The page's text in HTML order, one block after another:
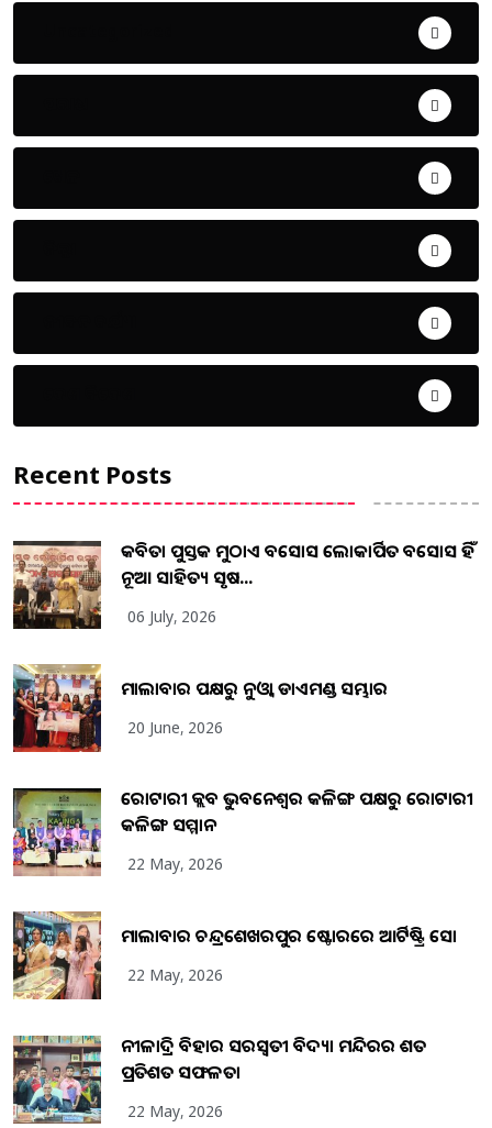
Recent Posts
କବିତା ପୁସ୍ତକ ମୁଠାଏ ଅବସୋସ ଲୋକାର୍ପିତ ଅବସୋସ ହିଁ
ନୂଆ ସାହିତ୍ୟ ସୃଷ...
06 July, 2026
ମାଲାବାର ପକ୍ଷରୁ ନୁଓ୍ବା ଡାଏମଣ୍ଡ ସମ୍ଭାର
20 June, 2026
ରୋଟାରୀ କ୍ଲବ ଭୁବନେଶ୍ୱର କଳିଙ୍ଗ ପକ୍ଷରୁ ରୋଟାରୀ
କଳିଙ୍ଗ ସମ୍ମାନ
22 May, 2026
ମାଲାବାର ଚନ୍ଦ୍ରଶେଖରପୁର ଷ୍ଟୋରରେ ଆର୍ଟିଷ୍ଟ୍ରି ସୋ
22 May, 2026
ନୀଳାଦ୍ରି ବିହାର ସରସ୍ୱତୀ ବିଦ୍ୟା ମନ୍ଦିରର ଶତ
ପ୍ରତିଶତ ସଫଳତା
22 May, 2026